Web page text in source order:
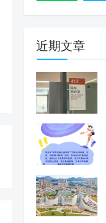
近期文章